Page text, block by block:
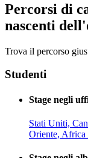
Percorsi di
nascenti
Trova il percorso
Studenti
Stage negli
Stati Uniti,
Oriente, Africa